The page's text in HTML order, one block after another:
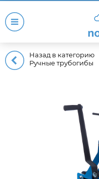
Назад в категорию
Ручные трубогибы